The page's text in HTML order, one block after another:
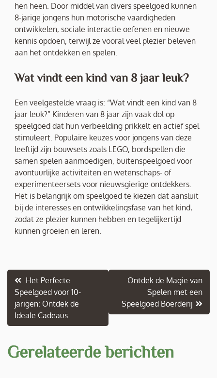
hen heen. Door middel van divers speelgoed kunnen
8-jarige jongens hun motorische vaardigheden
ontwikkelen, sociale interactie oefenen en nieuwe
kennis opdoen, terwijl ze vooral veel plezier beleven
aan het ontdekken en spelen.
Wat vindt een kind van 8 jaar leuk?
Een veelgestelde vraag is: “Wat vindt een kind van 8
jaar leuk?” Kinderen van 8 jaar zijn vaak dol op
speelgoed dat hun verbeelding prikkelt en actief spel
stimuleert. Populaire keuzes voor jongens van deze
leeftijd zijn bouwsets zoals LEGO, bordspellen die
samen spelen aanmoedigen, buitenspeelgoed voor
avontuurlijke activiteiten en wetenschaps- of
experimenteersets voor nieuwsgierige ontdekkers.
Het is belangrijk om speelgoed te kiezen dat aansluit
bij de interesses en ontwikkelingsfase van het kind,
zodat ze plezier kunnen hebben en tegelijkertijd
kunnen groeien en leren.
Berichtnavigatie
Het Perfecte
Speelgoed voor 10-
jarigen: Ontdek de
Ideale Cadeaus
Ontdek de Magie van
Spelen met een
Speelgoed Boerderij
Gerelateerde berichten